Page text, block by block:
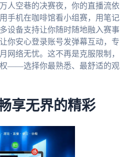
人空巷的决赛夜，你的直播流依
手机在咖啡馆看小组赛，用笔记
设备支持让你随时随地融入赛事
你安心登录账号发弹幕互动，专
网络无忧。这不再是克服限制，
——选择你最熟悉、最舒适的观
享无界的精彩